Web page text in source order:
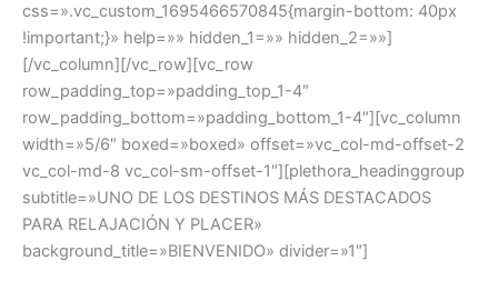
css=».vc_custom_1695466570845{margin-bottom: 40px
!important;}» help=»» hidden_1=»» hidden_2=»»]
[/vc_column][/vc_row][vc_row
row_padding_top=»padding_top_1-4″
row_padding_bottom=»padding_bottom_1-4″][vc_column
width=»5/6″ boxed=»boxed» offset=»vc_col-md-offset-2
vc_col-md-8 vc_col-sm-offset-1″][plethora_headinggroup
subtitle=»UNO DE LOS DESTINOS MÁS DESTACADOS
PARA RELAJACIÓN Y PLACER»
background_title=»BIENVENIDO» divider=»1″]